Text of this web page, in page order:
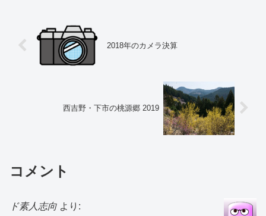
2018年のカメラ決算
西吉野・下市の桃源郷 2019
コメント
ド素人志向 より: